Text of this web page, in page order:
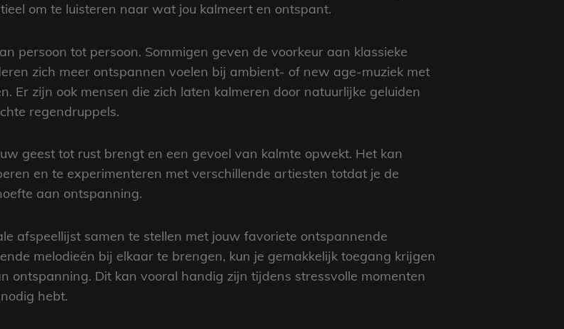
om te luisteren naar wat jou kalmeert en ontspant.
persoon tot persoon. Sommigen geven de voorkeur aan klassieke
zich meer ontspannen voelen bij ambient- of new age-muziek met
Er zijn ook mensen die zich laten kalmeren door natuurlijke geluiden
regendruppels.
geest tot rust brengt en een gevoel van kalmte opwekt. Het kan
en te experimenteren met verschillende artiesten totdat je de
aan ontspanning.
afspeellijst samen te stellen met jouw favoriete ontspannende
melodieën bij elkaar te brengen, kun je gemakkelijk toegang krijgen
ontspanning. Dit kan vooral handig zijn tijdens stressvolle momenten
hebt.